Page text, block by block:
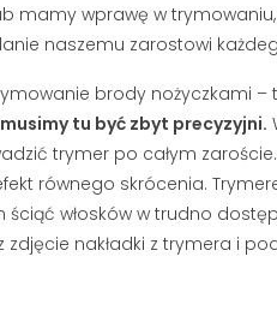
mamy wprawę w
naszemu zarostowi
brody nożyczkami –
tu być zbyt precyzyjni.
trymer po całym
równego skrócenia.
ściąć włosków w trudno
nakładki z trymera i